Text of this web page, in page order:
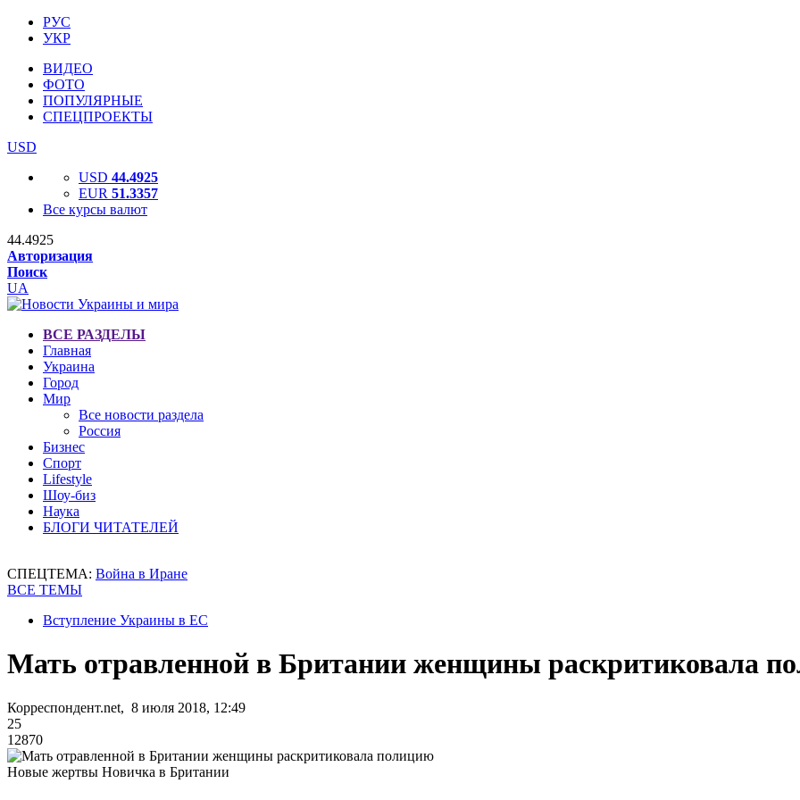
РУС
УКР
ВИДЕО
ФОТО
ПОПУЛЯРНЫЕ
СПЕЦПРОЕКТЫ
USD
USD 44.4925
EUR 51.3357
Все курсы валют
44.4925
Авторизация
Поиск
UA
ВСЕ РАЗДЕЛЫ
Главная
Украина
Город
Мир
Все новости раздела
Россия
Бизнес
Спорт
Lifestyle
Шоу-биз
Наука
БЛОГИ ЧИТАТЕЛЕЙ
СПЕЦТЕМА: Война в Иране
ВСЕ ТЕМЫ
Вступление Украины в ЕС
Мать отравленной в Британии женщины раскритиковала
Корреспондент.net, 8 июля 2018, 12:49
25
12870
Новые жертвы Новичка в Британии